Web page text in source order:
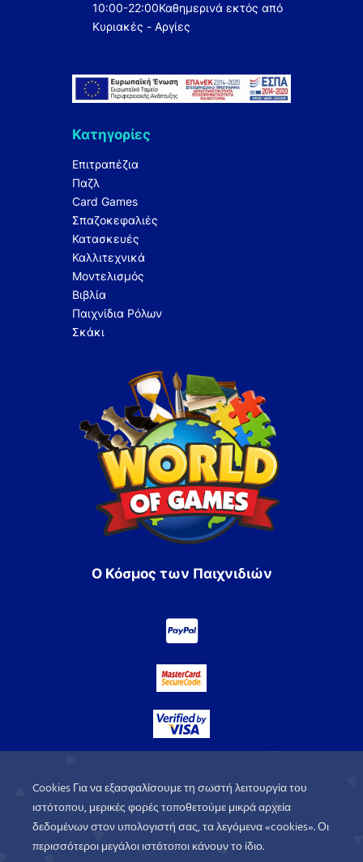
10:00-22:00Καθημερινά εκτός από
Κυριακές - Αργίες
Κατηγορίες
Επιτραπέζια
Παζλ
Card Games
Σπαζοκεφαλιές
Κατασκευές
Καλλιτεχνικά
Μοντελισμός
Βιβλία
Παιχνίδια Ρόλων
Σκάκι
Ο Κόσμος των Παιχνιδιών
Cookies Για να εξασφαλίσουμε τη σωστή λειτουργία του
ιστότοπου, μερικές φορές τοποθετούμε μικρά αρχεία
δεδομένων στον υπολογιστή σας, τα λεγόμενα «cookies». Οι
περισσότεροι μεγάλοι ιστότοποι κάνουν το ίδιο.